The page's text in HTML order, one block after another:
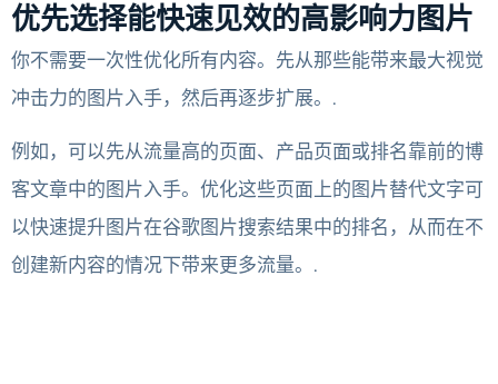
优先选择能快速见效的高影响力图片
你不需要一次性优化所有内容。先从那些能带来最大视觉
冲击力的图片入手，然后再逐步扩展。.
例如，可以先从流量高的页面、产品页面或排名靠前的博
客文章中的图片入手。优化这些页面上的图片替代文字可
以快速提升图片在谷歌图片搜索结果中的排名，从而在不
创建新内容的情况下带来更多流量。.